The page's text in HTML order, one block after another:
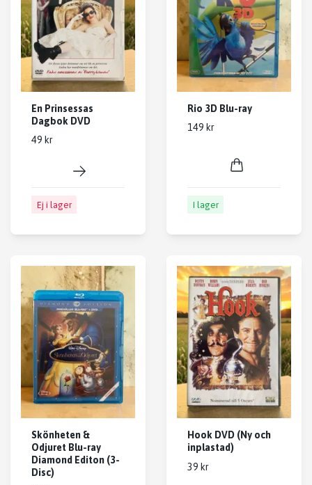
En Prinsessas
Dagbok DVD
49 kr
Ej i lager
Rio 3D Blu-ray
149 kr
I lager
Skönheten &
Odjuret Blu-ray
Diamond Editon (3-
Disc)
Hook DVD (Ny och
inplastad)
39 kr